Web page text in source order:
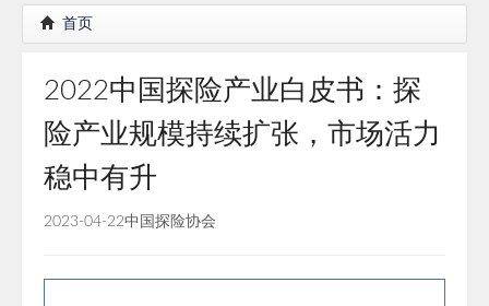
产业研究
行者证书申报
分支机构
会员
团体标准
首页
2022中国探险产业白皮书：探
险产业规模持续扩张，市场活力
稳中有升
2023-04-22中国探险协会